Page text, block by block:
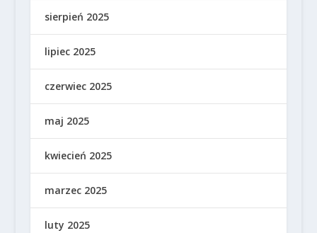
sierpień 2025
lipiec 2025
czerwiec 2025
maj 2025
kwiecień 2025
marzec 2025
luty 2025